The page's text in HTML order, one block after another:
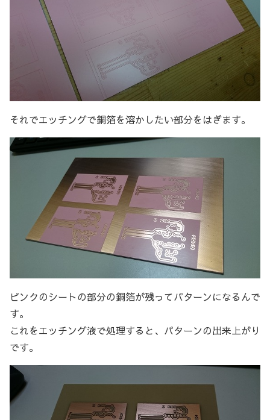
それでエッチングで銅箔を溶かしたい部分をはぎます。
ピンクのシートの部分の銅箔が残ってパターンになるんで
す。
これをエッチング液で処理すると、パターンの出来上がり
です。